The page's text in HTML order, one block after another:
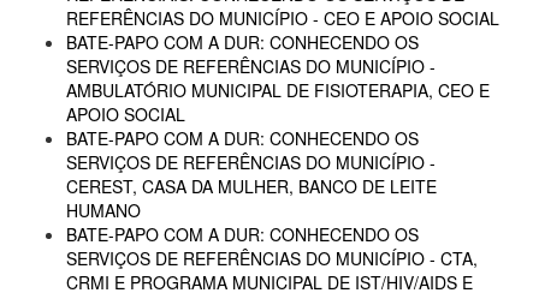
REFERÊNCIAS DO MUNICÍPIO - CEO E APOIO SOCIAL
BATE-PAPO COM A DUR: CONHECENDO OS
SERVIÇOS DE REFERÊNCIAS DO MUNICÍPIO -
AMBULATÓRIO MUNICIPAL DE FISIOTERAPIA, CEO E
APOIO SOCIAL
BATE-PAPO COM A DUR: CONHECENDO OS
SERVIÇOS DE REFERÊNCIAS DO MUNICÍPIO -
CEREST, CASA DA MULHER, BANCO DE LEITE
HUMANO
BATE-PAPO COM A DUR: CONHECENDO OS
SERVIÇOS DE REFERÊNCIAS DO MUNICÍPIO - CTA,
CRMI E PROGRAMA MUNICIPAL DE IST/HIV/AIDS E